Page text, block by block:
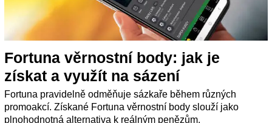
Fortuna věrnostní body: jak je
získat a využít na sázení
Fortuna pravidelně odměňuje sázkaře během různých
promoakcí. Získané Fortuna věrnostní body slouží jako
plnohodnotná alternativa k reálným penězům.